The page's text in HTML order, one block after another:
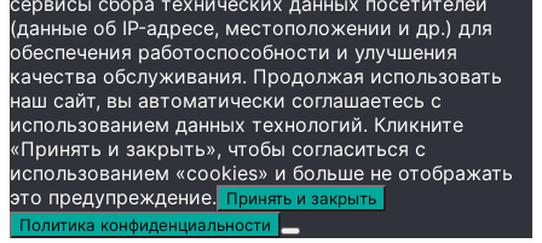
(данные об IP-адресе, местоположении и др.) для
обеспечения работоспособности и улучшения
качества обслуживания. Продолжая использовать
наш сайт, вы автоматически соглашаетесь с
использованием данных технологий. Кликните
«Принять и закрыть», чтобы согласиться с
использованием «cookies» и больше не отображать
это предупреждение.
Принять и закрыть
Политика конфиденциальности